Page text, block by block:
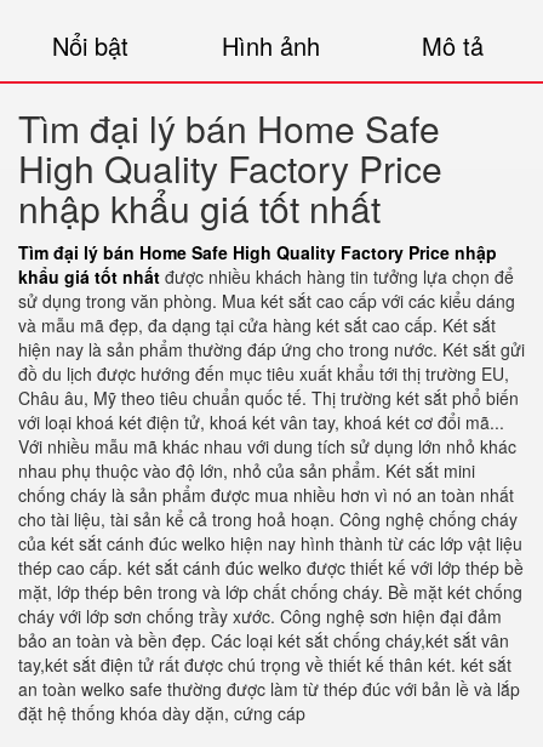
Nổi bật Hình ảnh Mô tả
Tìm đại lý bán Home Safe
High Quality Factory Price
nhập khẩu giá tốt nhất
Tìm đại lý bán Home Safe High Quality Factory Price nhập
khẩu giá tốt nhất được nhiều khách hàng tin tưởng lựa chọn để
sử dụng trong văn phòng. Mua két sắt cao cấp với các kiểu dáng
và mẫu mã đẹp, đa dạng tại cửa hàng két sắt cao cấp. Két sắt
hiện nay là sản phẩm thường đáp ứng cho trong nước. Két sắt gửi
đồ du lịch được hướng đến mục tiêu xuất khẩu tới thị trường EU,
Châu âu, Mỹ theo tiêu chuẩn quốc tế. Thị trường két sắt phổ biến
với loại khoá két điện tử, khoá két vân tay, khoá két cơ đổi mã...
Với nhiều mẫu mã khác nhau với dung tích sử dụng lớn nhỏ khác
nhau phụ thuộc vào độ lớn, nhỏ của sản phẩm. Két sắt mini
chống cháy là sản phẩm được mua nhiều hơn vì nó an toàn nhất
cho tài liệu, tài sản kể cả trong hoả hoạn. Công nghệ chống cháy
của két sắt cánh đúc welko hiện nay hình thành từ các lớp vật liệu
thép cao cấp. két sắt cánh đúc welko được thiết kế với lớp thép bề
mặt, lớp thép bên trong và lớp chất chống cháy. Bề mặt két chống
cháy với lớp sơn chống trầy xước. Công nghệ sơn hiện đại đảm
bảo an toàn và bền đẹp. Các loại két sắt chống cháy,két sắt vân
tay,két sắt điện tử rất được chú trọng về thiết kế thân két. két sắt
an toàn welko safe thường được làm từ thép đúc với bản lề và lắp
đặt hệ thống khóa dày dặn, cứng cáp